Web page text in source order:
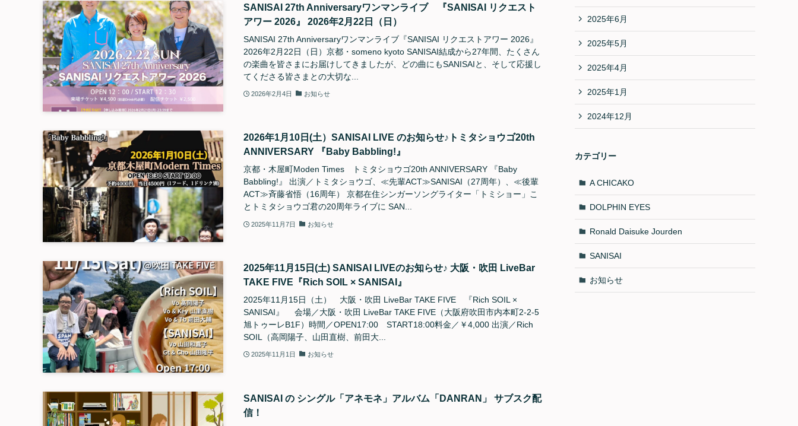
SANISAI 27th Anniversaryワンマンライブ 『SANISAI リクエスト
アワー 2026』 2026年2月22日（日）
SANISAI 27th Anniversaryワンマンライブ『SANISAI リクエストアワー 2026』
2026年2月22日（日）京都・someno kyoto SANISAI結成から27年間、たくさん
の楽曲を皆さまにお届けしてきましたが、どの曲にもSANISAIと、そして応援し
てくださる皆さまとの大切な...
2026年2月4日 お知らせ
2026年1月10日(土）SANISAI LIVE のお知らせ♪トミタショウゴ20th
ANNIVERSARY 『Baby Babbling!』
京都・木屋町Moden Times トミタショウゴ20th ANNIVERSARY 『Baby
Babbling!』 出演／トミタショウゴ、≪先輩ACT≫SANISAI（27周年）、≪後輩
ACT≫斉藤省悟（16周年） 京都在住シンガーソングライター「トミショー」こ
とトミタショウゴ君の20周年ライブに SAN...
2025年11月7日 お知らせ
2025年11月15日(土) SANISAI LIVEのお知らせ♪ 大阪・吹田 LiveBar
TAKE FIVE『Rich SOIL × SANISAI』
2025年11月15日（土） 大阪・吹田 LiveBar TAKE FIVE 『Rich SOIL ×
SANISAI』 会場／大阪・吹田 LiveBar TAKE FIVE（大阪府吹田市内本町2-2-5
旭トゥーレB1F）時間／OPEN17:00 START18:00料金／￥4,000 出演／Rich
SOIL（高岡陽子、山田直樹、前田大...
2025年11月1日 お知らせ
SANISAI の シングル「アネモネ」アルバム「DANRAN」 サブスク配
信！
2025年6月
2025年5月
2025年4月
2025年1月
2024年12月
カテゴリー
A CHICAKO
DOLPHIN EYES
Ronald Daisuke Jourden
SANISAI
お知らせ